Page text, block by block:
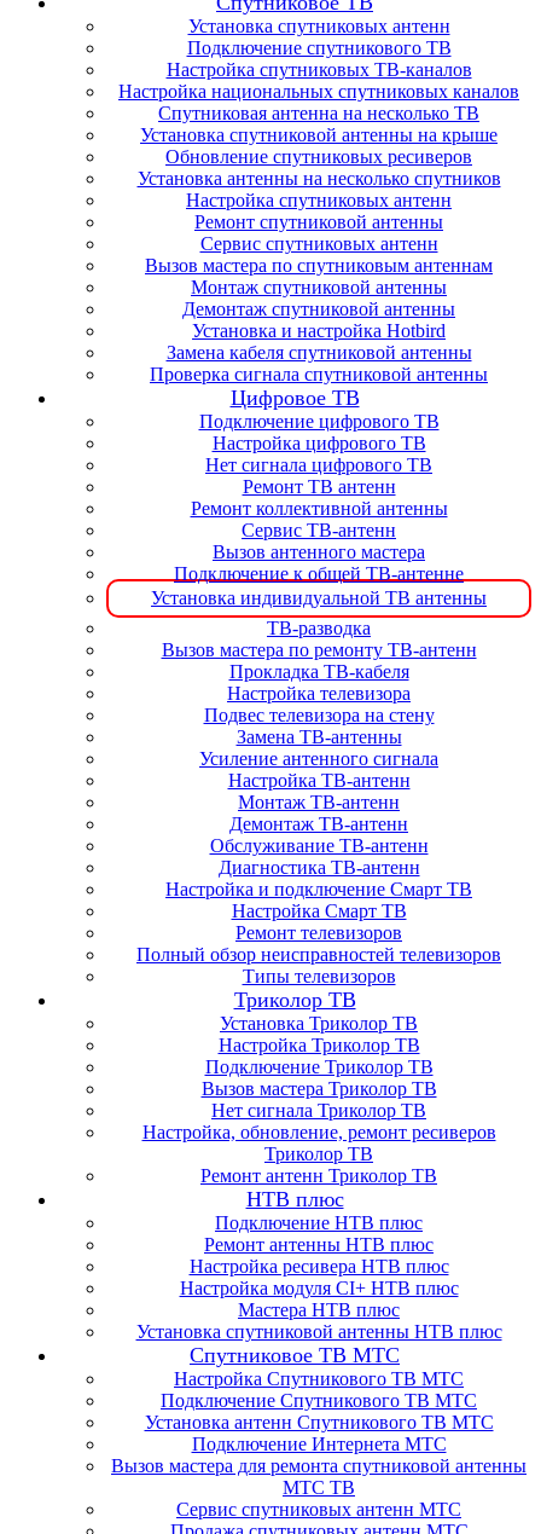
Установка спутниковых антенн
Подключение спутникового ТВ
Настройка спутниковых ТВ-каналов
Настройка национальных спутниковых каналов
Спутниковая антенна на несколько ТВ
Установка спутниковой антенны на крыше
Обновление спутниковых ресиверов
Установка антенны на несколько спутников
Настройка спутниковых антенн
Ремонт спутниковой антенны
Сервис спутниковых антенн
Вызов мастера по спутниковым антеннам
Монтаж спутниковой антенны
Демонтаж спутниковой антенны
Установка и настройка Hotbird
Замена кабеля спутниковой антенны
Проверка сигнала спутниковой антенны
Цифровое ТВ
Подключение цифрового ТВ
Настройка цифрового ТВ
Нет сигнала цифрового ТВ
Ремонт ТВ антенн
Ремонт коллективной антенны
Сервис ТВ-антенн
Вызов антенного мастера
Подключение к общей ТВ-антенне
Установка индивидуальной ТВ антенны
ТВ-разводка
Вызов мастера по ремонту ТВ-антенн
Прокладка ТВ-кабеля
Настройка телевизора
Подвес телевизора на стену
Замена ТВ-антенны
Усиление антенного сигнала
Настройка ТВ-антенн
Монтаж ТВ-антенн
Демонтаж ТВ-антенн
Обслуживание ТВ-антенн
Диагностика ТВ-антенн
Настройка и подключение Смарт ТВ
Настройка Смарт ТВ
Ремонт телевизоров
Полный обзор неисправностей телевизоров
Типы телевизоров
Триколор ТВ
Установка Триколор ТВ
Настройка Триколор ТВ
Подключение Триколор ТВ
Вызов мастера Триколор ТВ
Нет сигнала Триколор ТВ
Настройка, обновление, ремонт ресиверов
Триколор ТВ
Ремонт антенн Триколор ТВ
НТВ плюс
Подключение НТВ плюс
Ремонт антенны НТВ плюс
Настройка ресивера НТВ плюс
Настройка модуля CI+ НТВ плюс
Мастера НТВ плюс
Установка спутниковой антенны НТВ плюс
Спутниковое ТВ МТС
Настройка Спутникового ТВ МТС
Подключение Спутникового ТВ МТС
Установка антенн Спутникового ТВ МТС
Подключение Интернета МТС
Вызов мастера для ремонта спутниковой антенны
МТС ТВ
Сервис спутниковых антенн МТС